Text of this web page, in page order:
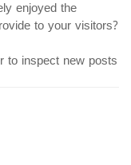
enjoyed the
to your visitors?
to inspect new posts